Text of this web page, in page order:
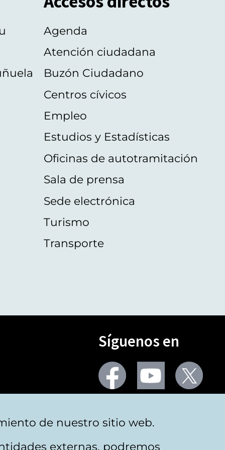
Agenda
Atención ciudadana
Buzón Ciudadano
Centros cívicos
Empleo
Estudios y Estadísticas
Oficinas de autotramitación
Sala de prensa
Sede electrónica
Turismo
Transporte
Síguenos en
Seguir
en
facebook
Seguir
en
youtubeX
de nuestro sitio web.
externas, podremos